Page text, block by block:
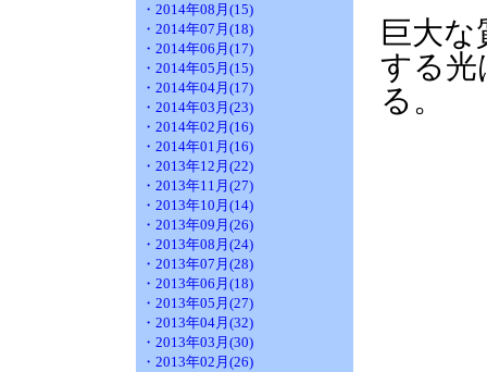
・2014年08月(15)
・2014年07月(18)
・2014年06月(17)
・2014年05月(15)
・2014年04月(17)
・2014年03月(23)
・2014年02月(16)
・2014年01月(16)
・2013年12月(22)
・2013年11月(27)
・2013年10月(14)
・2013年09月(26)
・2013年08月(24)
・2013年07月(28)
・2013年06月(18)
・2013年05月(27)
・2013年04月(32)
・2013年03月(30)
・2013年02月(26)
巨大
する光
る。